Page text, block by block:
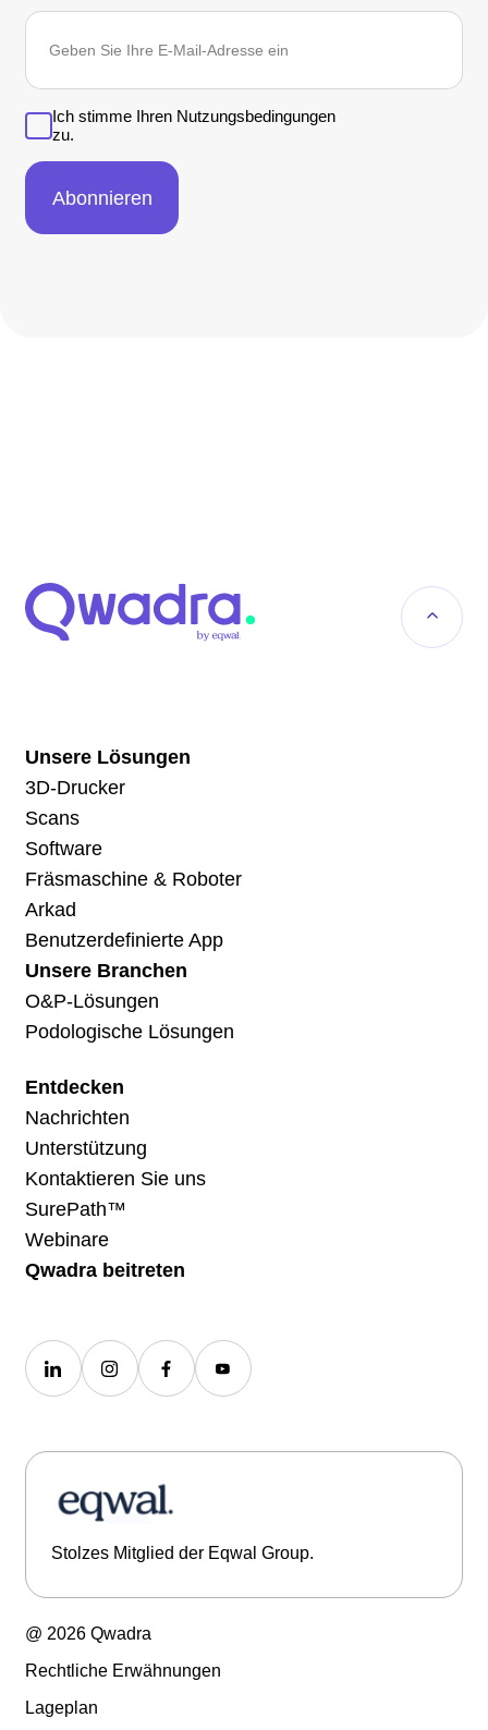
Ich stimme Ihren Nutzungsbedingungen
zu.
Abonnieren
Unsere Lösungen
3D-Drucker
Scans
Software
Fräsmaschine & Roboter
Arkad
Benutzerdefinierte App
Unsere Branchen
O&P-Lösungen
Podologische Lösungen
Entdecken
Nachrichten
Unterstützung
Kontaktieren Sie uns
SurePath™
Webinare
Qwadra beitreten
Stolzes Mitglied der Eqwal Group.
@ 2026 Qwadra
Rechtliche Erwähnungen
Lageplan